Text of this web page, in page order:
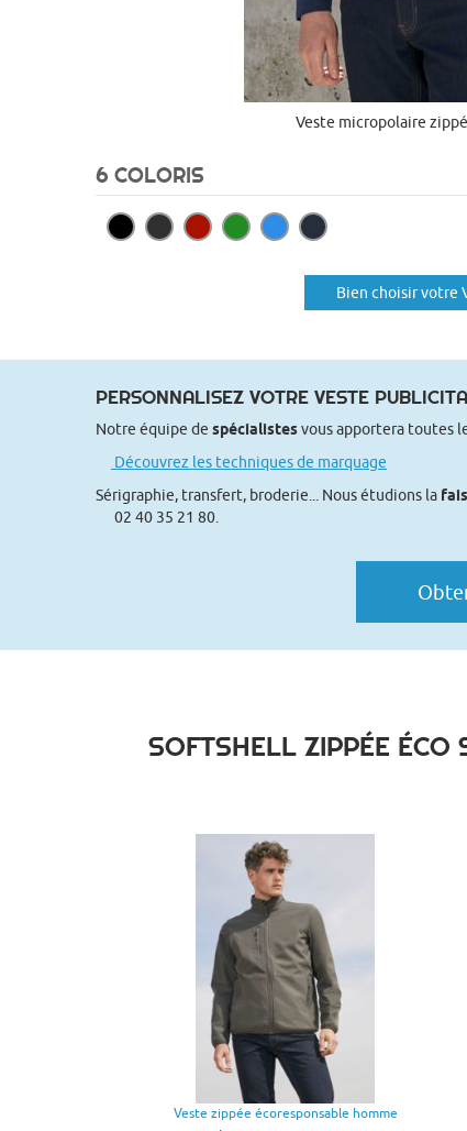
Veste micropolaire
6 COLORIS
Bien choisir votre
PERSONNALISEZ VOTRE VESTE
Notre équipe de spécialistesvous apportera toutes
Découvrez les techniques de marquage
Sérigraphie, transfert, broderie... Nous étudions la
02 40 35 21 80.
SOFTSHELL ZIPPÉE ÉCO
Veste zippée écoresponsable homme